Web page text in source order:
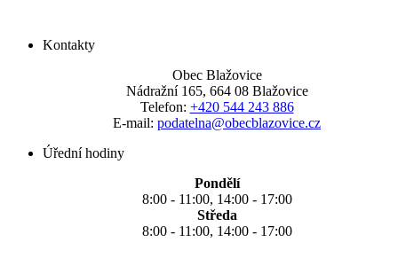
Kontakty
Obec Blažovice
Nádražní 165, 664 08 Blažovice
Telefon: +420 544 243 886
E-mail: podatelna@obecblazovice.cz
Úřední hodiny
Pondělí
8:00 - 11:00, 14:00 - 17:00
Středa
8:00 - 11:00, 14:00 - 17:00